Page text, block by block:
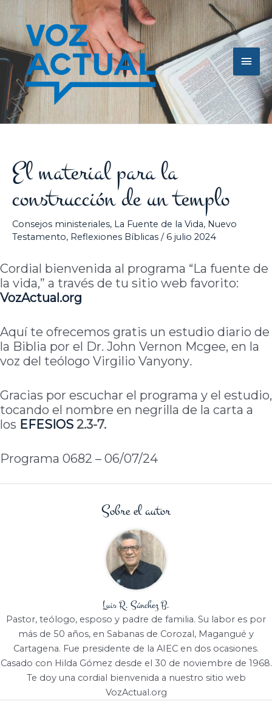
contenido
El material para la
construcción de un templo
Consejos ministeriales, La Fuente de la Vida, Nuevo
Testamento, Reflexiones Bíblicas / 6 julio 2024
Cordial bienvenida al programa “La fuente de
la vida,” a través de tu sitio web favorito:
VozActual.org
Aquí te ofrecemos gratis un estudio diario de
la Biblia por el Dr. John Vernon Mcgee, en la
voz del teólogo Virgilio Vanyony.
Gracias por escuchar el programa y el estudio,
tocando el nombre en negrilla de la carta a
los EFESIOS 2.3-7.
Programa 0682 – 06/07/24
Sobre el autor
Luis R. Sánchez B.
Pastor, teólogo, esposo y padre de familia. Su labor es por
más de 50 años, en Sabanas de Corozal, Magangué y
Cartagena. Fue presidente de la AIEC en dos ocasiones.
Casado con Hilda Gómez desde el 30 de noviembre de 1968.
Te doy una cordial bienvenida a nuestro sitio web
VozActual.org